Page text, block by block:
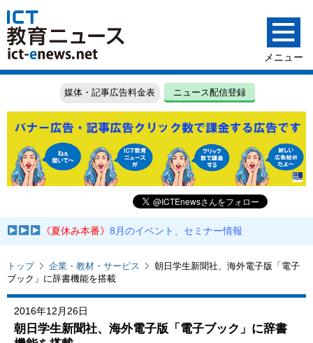
媒体・記事広告料金表 ニュース配信登録
《夏休み本番》8月のイベント、セミナー情報
トップ 企業・教材・サービス
朝日学生新聞社、海外電子版「電子
ブック」に辞書機能を搭載
2016年12月26日
朝日学生新聞社、海外電子版「電子ブック」に辞書